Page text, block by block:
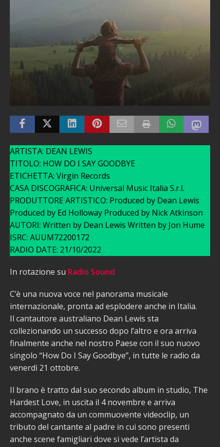
ARTISTA: DEAN LEWIS
TITOLO: HOW DO I SAY GOODBYE
ETICHETTA: Virgin Records
CASA DISCOGRAFICA: Universal Music Italia S.r.l.
PRODUTTORE ARTISTICO: Produced by Dean Lewis
Produced by Ed Holloway Produced by Nick Atkinson
AUTORI: Written by Dean Lewis Written by Jon Hume
ISRC: AUUM72200172
RADIO DATE: 21/10/2022
In rotazione su Radio Sound
C’è una nuova voce nel panorama musicale
internazionale, pronta ad esplodere anche in Italia.
Il cantautore australiano Dean Lewis sta
collezionando un successo dopo l’altro e ora arriva
finalmente anche nel nostro Paese con il suo nuovo
singolo “How Do I Say Goodbye”, in tutte le radio da
venerdì 21 ottobre.
Il brano è tratto dal suo secondo album in studio, The
Hardest Love, in uscita il 4 novembre e arriva
accompagnato da un commuovente videoclip, un
tributo del cantante al padre in cui sono presenti
anche scene famigliari dove si vede l’artista da